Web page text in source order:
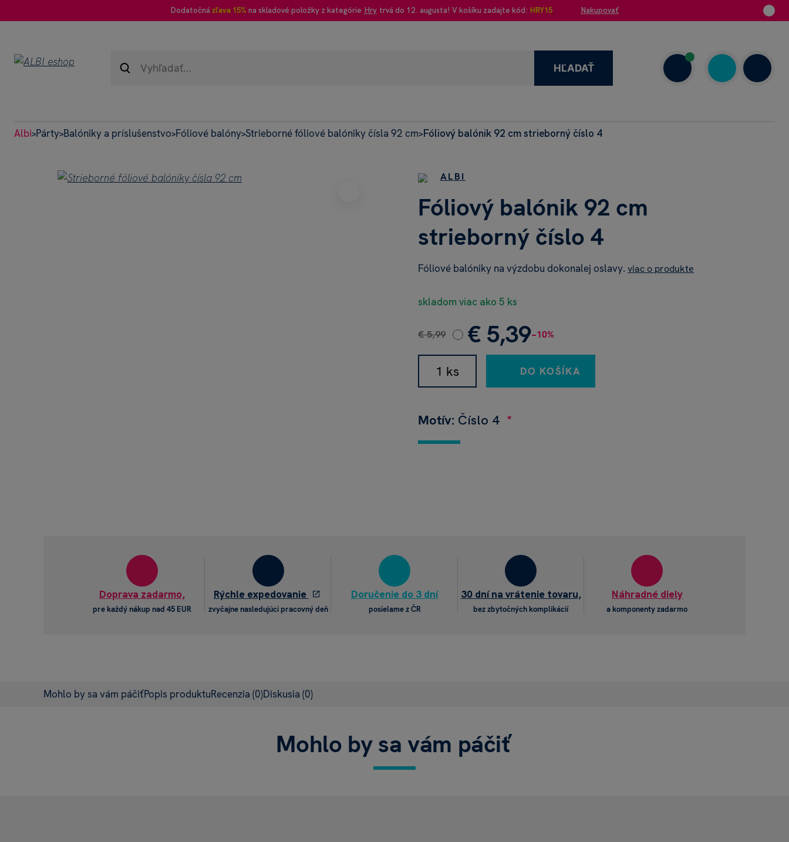
Dodatočná zľava 15% na skladové položky z kategórie Hry trvá do 12. augusta! V košíku zadajte kód: HRY15 Nakupovať
95% recenzie
HĽADAŤ
Albi>Párty>Balóniky a príslušenstvo>Fóliové balóny>Strieborné fóliové balóniky čísla 92 cm>Fóliový balónik 92 cm strieborný číslo 4
ALBI
Fóliový balónik 92 cm
strieborný číslo 4
Fóliové balóniky na výzdobu dokonalej oslavy. viac o produkte
skladom viac ako 5 ks
€ 5,99 € 5,39−10%
DO KOŠÍKA
Motív: Číslo 4
Doprava zadarmo,
pre každý nákup nad 45 EUR
Rýchle expedovanie
zvyčajne nasledujúci pracovný deň
Doručenie do 3 dní
posielame z ČR
30 dní na vrátenie tovaru,
bez zbytočných komplikácií
Náhradné diely
a komponenty zadarmo
Mohlo by sa vám páčiťPopis produktuRecenzia (0)Diskusia (0)
Mohlo by sa vám páčiť